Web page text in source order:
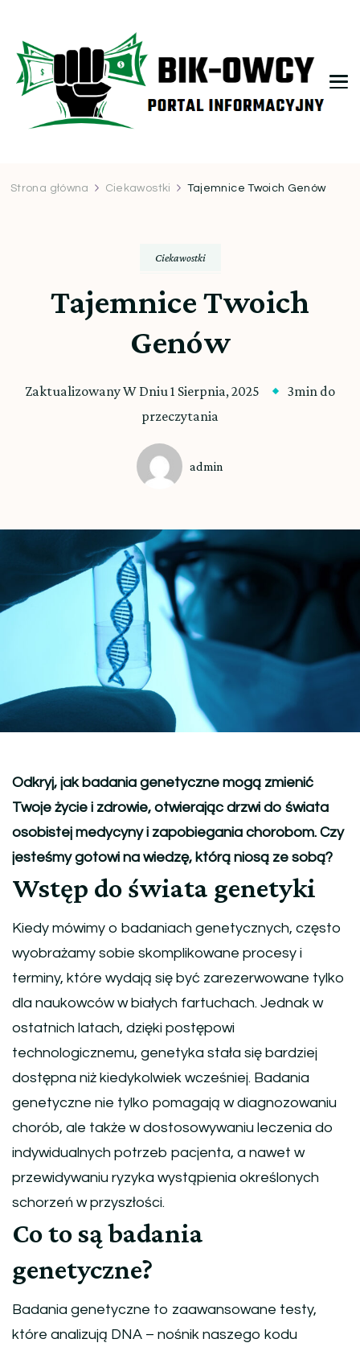
Strona główna Ciekawostki Tajemnice Twoich Genów
Ciekawostki
Tajemnice Twoich
Genów
Zaktualizowany W Dniu1 Sierpnia, 2025
3min do
przeczytania
admin
Odkryj, jak badania genetyczne mogą zmienić
Twoje życie i zdrowie, otwierając drzwi do świata
osobistej medycyny i zapobiegania chorobom. Czy
jesteśmy gotowi na wiedzę, którą niosą ze sobą?
Wstęp do świata genetyki
Kiedy mówimy o badaniach genetycznych, często
wyobrażamy sobie skomplikowane procesy i
terminy, które wydają się być zarezerwowane tylko
dla naukowców w białych fartuchach. Jednak w
ostatnich latach, dzięki postępowi
technologicznemu, genetyka stała się bardziej
dostępna niż kiedykolwiek wcześniej. Badania
genetyczne nie tylko pomagają w diagnozowaniu
chorób, ale także w dostosowywaniu leczenia do
indywidualnych potrzeb pacjenta, a nawet w
przewidywaniu ryzyka wystąpienia określonych
schorzeń w przyszłości.
Co to są badania
genetyczne?
Badania genetyczne to zaawansowane testy,
które analizują DNA – nośnik naszego kodu